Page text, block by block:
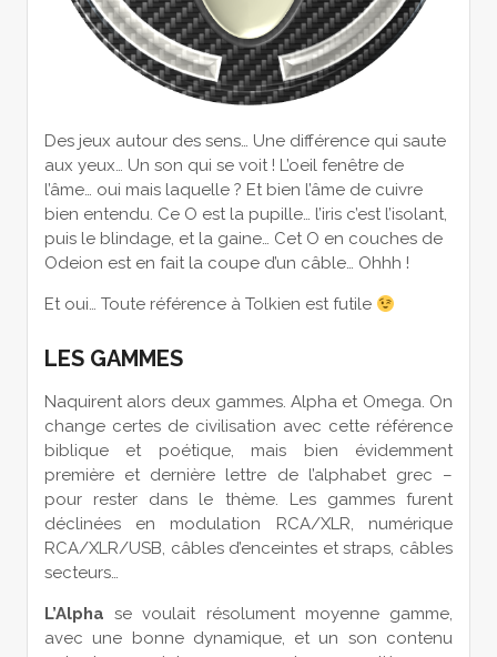
Des jeux autour des sens… Une différence qui saute
aux yeux… Un son qui se voit ! L’oeil fenêtre de
l’âme… oui mais laquelle ? Et bien l’âme de cuivre
bien entendu. Ce O est la pupille… l’iris c’est l’isolant,
puis le blindage, et la gaine… Cet O en couches de
Odeion est en fait la coupe d’un câble… Ohhh !
Et oui… Toute référence à Tolkien est futile
LES GAMMES
Naquirent alors deux gammes. Alpha et Omega. On
change certes de civilisation avec cette référence
biblique et poétique, mais bien évidemment
première et dernière lettre de l’alphabet grec –
pour rester dans le thème. Les gammes furent
déclinées en modulation RCA/XLR, numérique
RCA/XLR/USB, câbles d’enceintes et straps, câbles
secteurs…
L’Alphase voulait résolument moyenne gamme,
avec une bonne dynamique, et un son contenu